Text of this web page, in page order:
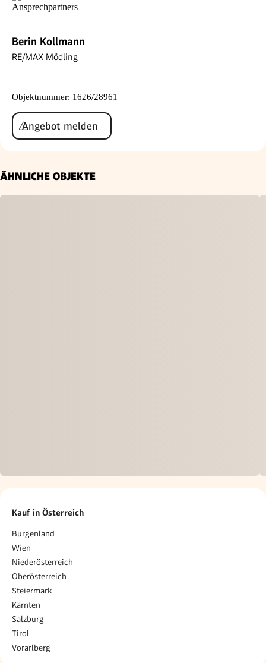
Berin Kollmann
RE/MAX Mödling
Objektnummer: 1626/28961
Angebot melden
ÄHNLICHE OBJEKTE
Kauf in Österreich
Burgenland
Wien
Niederösterreich
Oberösterreich
Steiermark
Kärnten
Salzburg
Tirol
Vorarlberg